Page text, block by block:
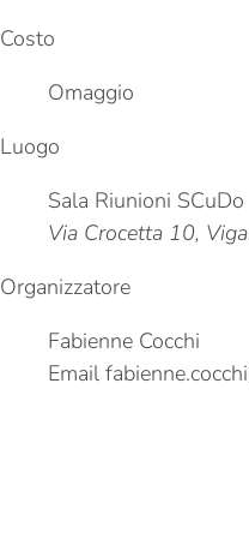
Costo
Omaggio
Luogo
Sala Riunioni SCuDo
Via Crocetta 10,
Organizzatore
Fabienne Cocchi
Email